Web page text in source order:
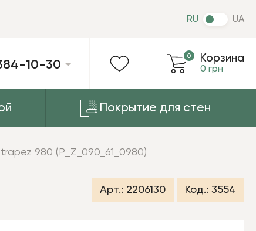
10-30
Корзина
0 грн
0
RU UA
Покрытие для стен
980 (P_Z_090_61_0980)
Арт.: 2206130 Код.: 3554